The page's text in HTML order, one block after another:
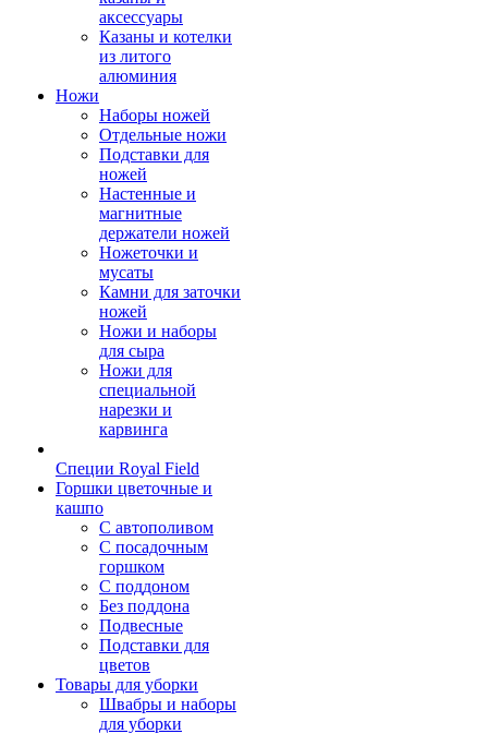
аксессуары
Казаны и котелки
из литого
алюминия
Ножи
Наборы ножей
Отдельные ножи
Подставки для
ножей
Настенные и
магнитные
держатели ножей
Ножеточки и
мусаты
Камни для заточки
ножей
Ножи и наборы
для сыра
Ножи для
специальной
нарезки и
карвинга
Специи Royal Field
Горшки цветочные и
кашпо
С автополивом
С посадочным
горшком
С поддоном
Без поддона
Подвесные
Подставки для
цветов
Товары для уборки
Швабры и наборы
для уборки